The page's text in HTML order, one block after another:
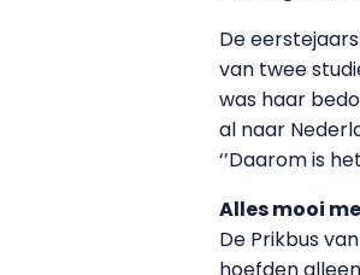
De
van twee
was haar
al naar
‘’Daarom is
Alles mooi
De Prikbus
hoefden